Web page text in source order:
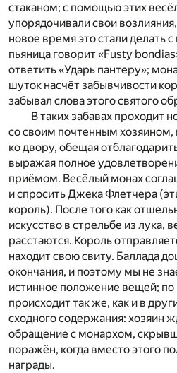
стаканом; с помощью этих
упорядочивали свои
новое время это стали делать
пьяница говорит «Fusty
ответить «Ударь пантеру»;
шуток насчёт забывчивости
забывал слова этого святого
В таких забавах проходит
со своим почтенным хозяином,
ко двору, обещая
выражая полное
приёмом. Весёлый монах
и спросить Джека Флетчера
король). После того как
искусство в стрельбе из лука,
расстаются. Король
находит свою свиту. Баллада
окончания, и поэтому мы не
истинное положение вещей; по
происходит так же, как и в
сходного содержания: хозяин
обращение с монархом,
поражён, когда вместо этого
награды.